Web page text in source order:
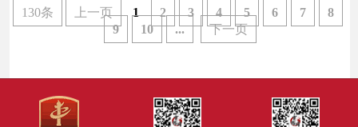
130条 上一页 1 2 3 4 5 6 7
8
9
10 ... 下一页